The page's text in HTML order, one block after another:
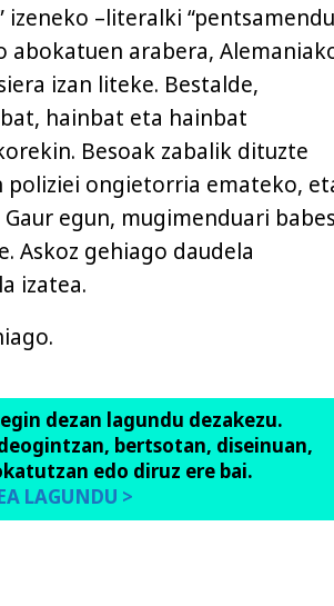
izeneko –literalki “pentsamendu
abokatuen arabera,
izan liteke. Bestalde,
hainbat eta hainbat
Besoak zabalik dituzte
ongietorria emateko,
egun, mugimenduari
Askoz gehiago daudela
izatea.
dezan lagundu dezakezu.
bertsotan, diseinuan,
edo diruz ere bai.
LAGUNDU >